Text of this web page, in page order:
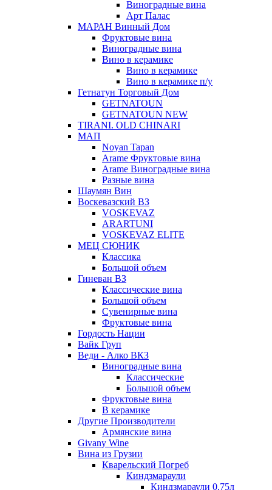
Виноградные вина
Арт Палас
МАРАН Винный Дом
Фруктовые вина
Виноградные вина
Вино в керамике
Вино в керамике
Вино в керамике п/у
Гетнатун Торговый Дом
GETNATOUN
GETNATOUN NEW
TIRANI. OLD CHINARI
МАП
Noyan Tapan
Arame Фруктовые вина
Arame Виноградные вина
Разные вина
Шаумян Вин
Воскевазский ВЗ
VOSKEVAZ
ARARTUNI
VOSKEVAZ ELITE
МЕЦ СЮНИК
Классика
Большой объем
Гиневан ВЗ
Классические вина
Большой объем
Сувенирные вина
Фруктовые вина
Гордость Нации
Вайк Груп
Веди - Алко ВКЗ
Виноградные вина
Классические
Большой объем
Фруктовые вина
В керамике
Другие Производители
Армянские вина
Givany Wine
Вина из Грузии
Кварельский Погреб
Киндзмараули
Киндзмараули 0,75л